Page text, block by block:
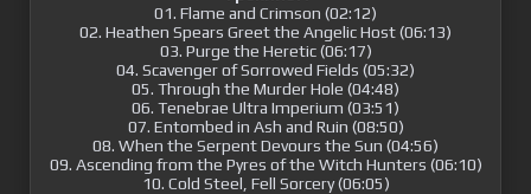
01. Flame and Crimson (02:12)
02. Heathen Spears Greet the Angelic Host (06:13)
03. Purge the Heretic (06:17)
04. Scavenger of Sorrowed Fields (05:32)
05. Through the Murder Hole (04:48)
06. Tenebrae Ultra Imperium (03:51)
07. Entombed in Ash and Ruin (08:50)
08. When the Serpent Devours the Sun (04:56)
09. Ascending from the Pyres of the Witch Hunters (06:10)
10. Cold Steel, Fell Sorcery (06:05)